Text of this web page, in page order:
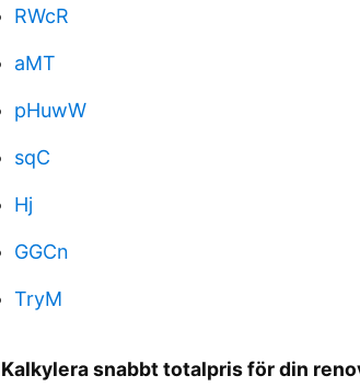
RWcR
aMT
pHuwW
sqC
Hj
GGCn
TryM
Kalkylera snabbt totalpris för din